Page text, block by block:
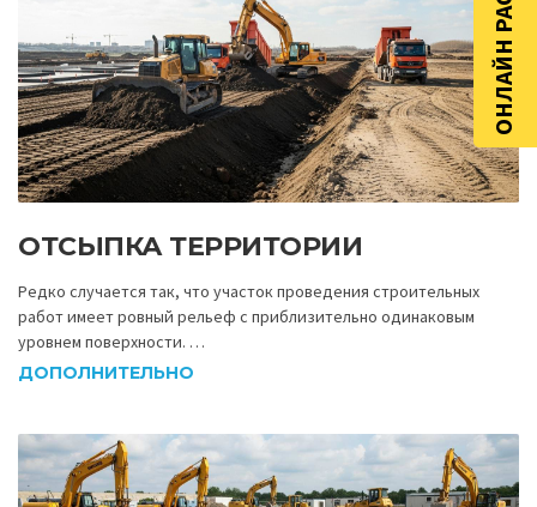
ОТСЫПКА ТЕРРИТОРИИ
Редко случается так, что участок проведения строительных
работ имеет ровный рельеф с приблизительно одинаковым
уровнем поверхности. …
ДОПОЛНИТЕЛЬНО
ОНЛАЙН РАСЧЁТ